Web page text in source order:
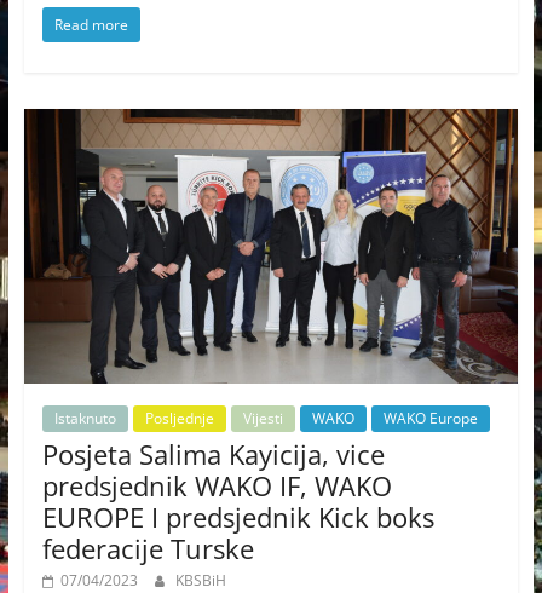
Read more
Istaknuto Posljednje Vijesti WAKO WAKO Europe
Posjeta Salima Kayicija, vice
predsjednik WAKO IF, WAKO
EUROPE I predsjednik Kick boks
federacije Turske
07/04/2023 KBSBiH